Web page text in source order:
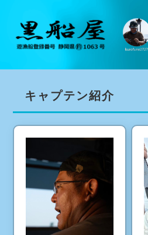
キャプテン紹介